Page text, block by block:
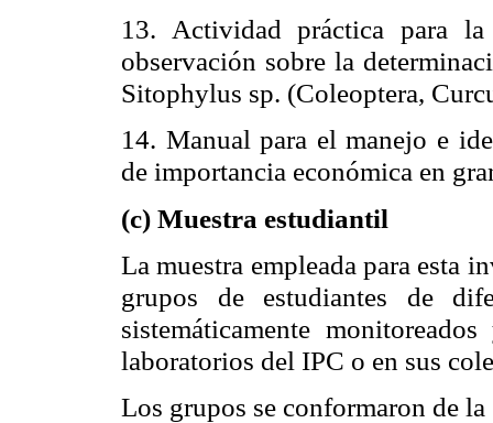
13. Actividad práctica para
observación sobre la
Sitophylus sp. (Coleoptera,
14. Manual para el manejo e
de importancia económica en
(c) Muestra estudiantil
La muestra empleada para esta
grupos de estudiantes de
sistemáticamente
laboratorios del IPC o en sus
Los grupos se conformaron de